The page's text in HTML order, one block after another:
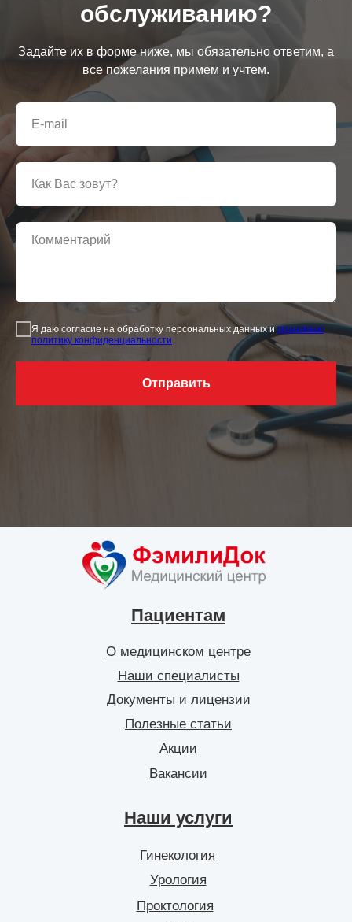
обслуживанию?
Задайте их в форме ниже, мы обязательно ответим, а
все пожелания примем и учтем.
Я даю согласие на обработку персональных данных ипринимаю
политику конфиденциальности
Отправить
Вакансии
О медицинском центре
Документы и лицензии
Наши специалисты
Полезные статьи
Пациентам
Акции
Гинекология
Урология
Проктология
Наши услуги